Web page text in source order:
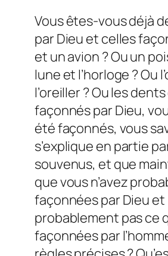
Vous êtes-vous déjà
par Dieu et celles
et un avion ? Ou un
lune et l’horloge ? Ou
l’oreiller ? Ou les
façonnés par Dieu,
été façonnés, vous
s’explique en partie
souvenus, et que
que vous n’avez
façonnées par Dieu et
probablement pas ce
façonnées par